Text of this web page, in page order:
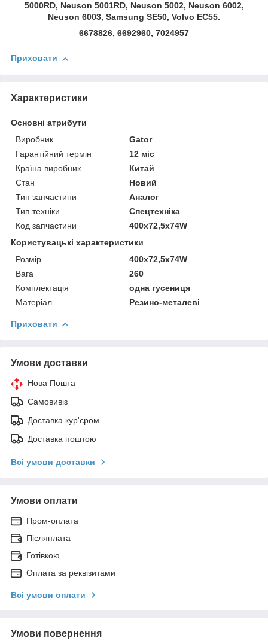
5000RD, Neuson 5001RD, Neuson 5002, Neuson 6002,
Neuson 6003, Samsung SE50, Volvo EC55.
6678826, 6692960, 7024957
Приховати
Характеристики
Основні атрибути
Виробник
Gator
Гарантійний термін
12 міс
Країна виробник
Китай
Стан
Новий
Тип запчастини
Аналог
Тип техніки
Спецтехніка
Код запчастини
400x72,5x74W
Користувацькi характеристики
Розмір
400x72,5x74W
Вага
260
Комплектація
одна гусениця
Матеріал
Резино-металеві
Приховати
Умови доставки
Нова Пошта
Самовивіз
Доставка кур'єром
Доставка поштою
Всі умови доставки
Умови оплати
Пром-оплата
Післяплата
Готівкою
Оплата за реквізитами
Всі умови оплати
Умови повернення